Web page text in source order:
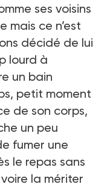
ses voisins
mais ce n’est
décidé de lui
lourd à
un bain
petit moment
de son corps,
un peu
fumer une
le repas sans
la mériter